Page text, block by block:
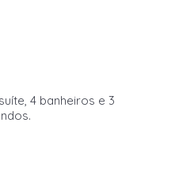
4 banheiros e 3